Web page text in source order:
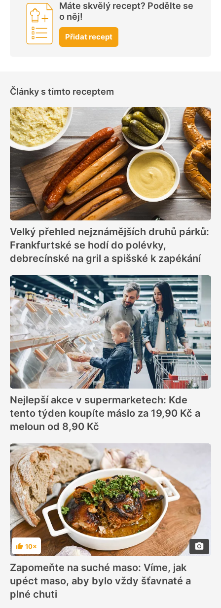
Máte skvělý recept? Podělte se
o něj!
Přidat recept
Články s tímto receptem
Velký přehled nejznámějších druhů párků:
Frankfurtské se hodí do polévky,
debrecínské na gril a spišské k zapékání
Nejlepší akce v supermarketech: Kde
tento týden koupíte máslo za 19,90 Kč a
meloun od 8,90 Kč
Hodnocení
10×
Zapomeňte na suché maso: Víme, jak
upéct maso, aby bylo vždy šťavnaté a
plné chuti